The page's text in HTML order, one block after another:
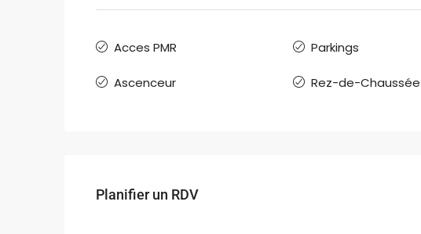
Acces PMR
Ascenceur
Parkings
Rez-de-Chaussée
Planifier un RDV